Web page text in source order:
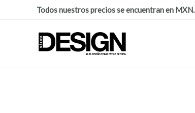
Todos nuestros precios se encuentran en MXN.